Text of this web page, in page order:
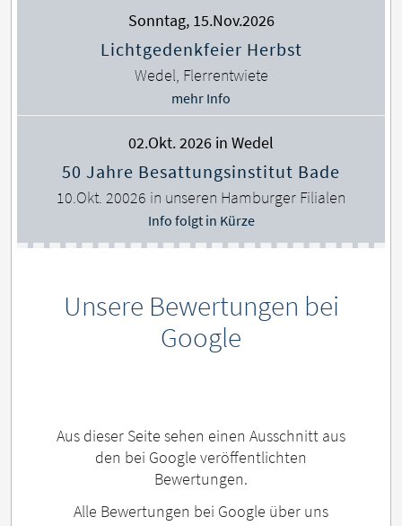
Sonntag, 15.Nov.2026
Lichtgedenkfeier Herbst
Wedel, Flerrentwiete
mehr Info
02.Okt. 2026 in Wedel
50 Jahre Besattungsinstitut Bade
10.Okt. 20026 in unseren Hamburger Filialen
Info folgt in Kürze
Unsere Bewertungen bei
Google
Aus dieser Seite sehen einen Ausschnitt aus
den bei Google veröffentlichten
Bewertungen.
Alle Bewertungen bei Google über uns